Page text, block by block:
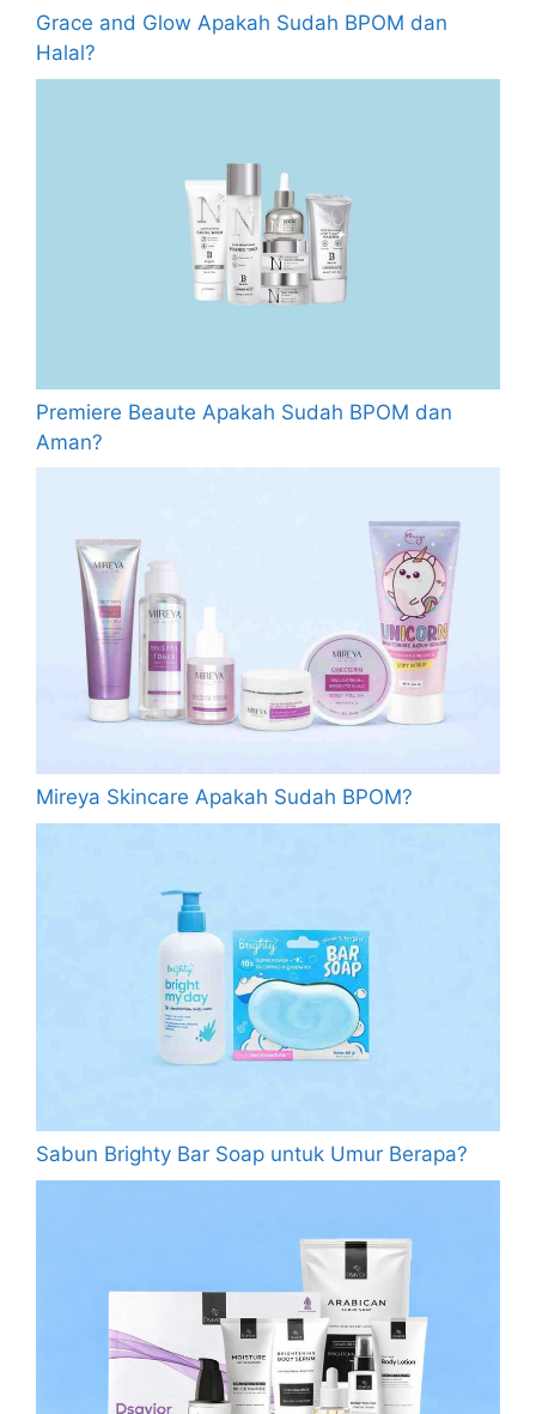
Grace and Glow Apakah Sudah BPOM dan
Halal?
Premiere Beaute Apakah Sudah BPOM dan
Aman?
Mireya Skincare Apakah Sudah BPOM?
Sabun Brighty Bar Soap untuk Umur Berapa?